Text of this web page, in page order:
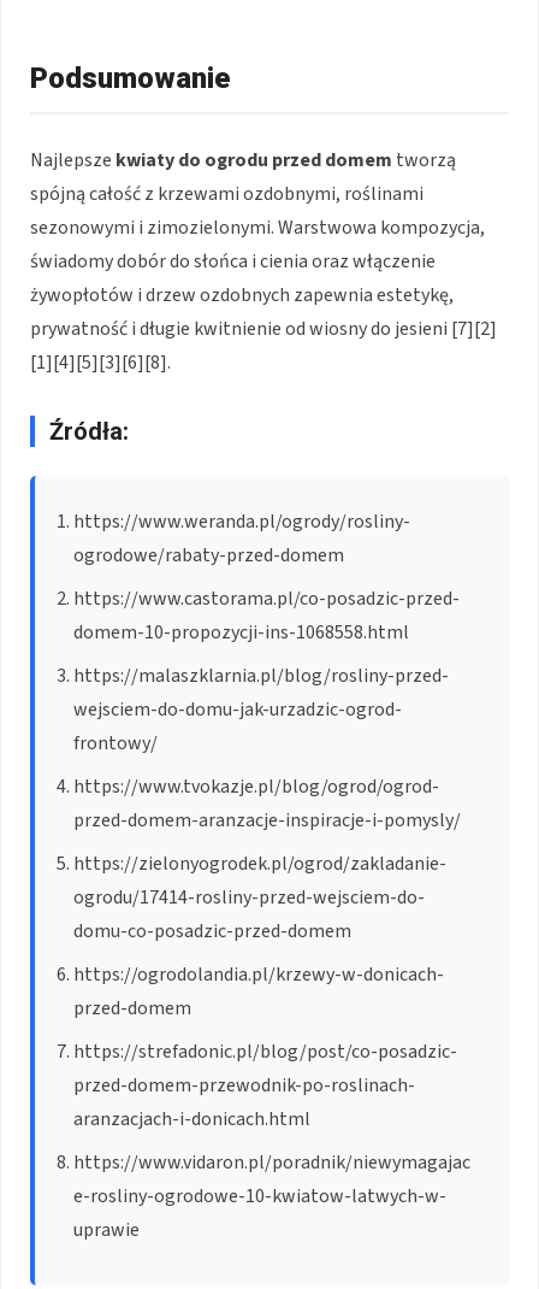
Podsumowanie
Najlepsze kwiaty do ogrodu przed domem tworzą
spójną całość z krzewami ozdobnymi, roślinami
sezonowymi i zimozielonymi. Warstwowa kompozycja,
świadomy dobór do słońca i cienia oraz włączenie
żywopłotów i drzew ozdobnych zapewnia estetykę,
prywatność i długie kwitnienie od wiosny do jesieni [7][2]
[1][4][5][3][6][8].
Źródła:
https://www.weranda.pl/ogrody/rosliny-
ogrodowe/rabaty-przed-domem
https://www.castorama.pl/co-posadzic-przed-
domem-10-propozycji-ins-1068558.html
https://malaszklarnia.pl/blog/rosliny-przed-
wejsciem-do-domu-jak-urzadzic-ogrod-
frontowy/
https://www.tvokazje.pl/blog/ogrod/ogrod-
przed-domem-aranzacje-inspiracje-i-pomysly/
https://zielonyogrodek.pl/ogrod/zakladanie-
ogrodu/17414-rosliny-przed-wejsciem-do-
domu-co-posadzic-przed-domem
https://ogrodolandia.pl/krzewy-w-donicach-
przed-domem
https://strefadonic.pl/blog/post/co-posadzic-
przed-domem-przewodnik-po-roslinach-
aranzacjach-i-donicach.html
https://www.vidaron.pl/poradnik/niewymagajac
e-rosliny-ogrodowe-10-kwiatow-latwych-w-
uprawie